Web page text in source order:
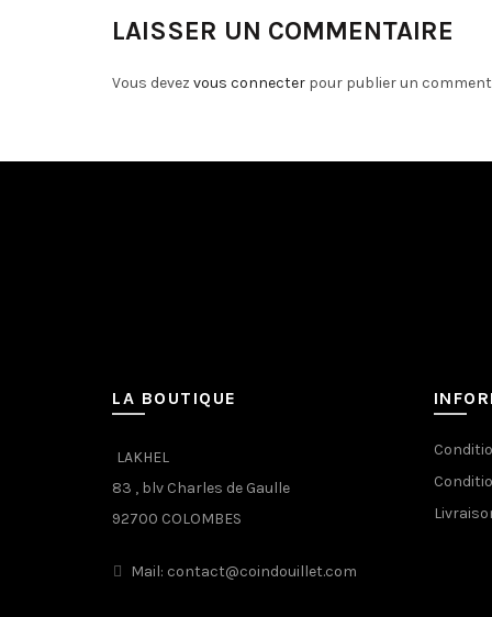
LAISSER UN COMMENTAIRE
Vous devez vous connecter pour publier un
LA BOUTIQUE
LAKHEL
83 , blv Charles de Gaulle
92700 COLOMBES
Mail: contact@coindouillet.com